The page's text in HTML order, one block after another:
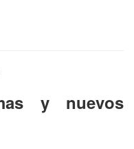
y nuevos